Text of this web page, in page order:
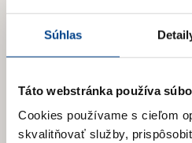
Súhlas
Táto webstránka používa
Cookies používame s cieľom
skvalitňovať služby,
Prihláste sa na
a získajte prehľad o
a aktuálnych